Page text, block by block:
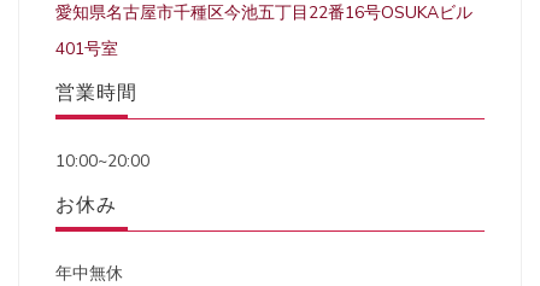
愛知県名古屋市千種区今池五丁目22番16号OSUKAビル
401号室
営業時間
10:00~20:00
お休み
年中無休